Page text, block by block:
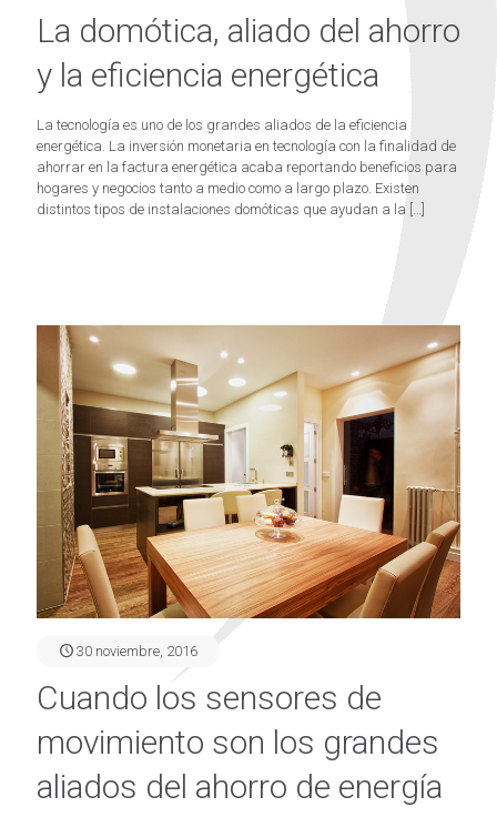
La domótica, aliado del ahorro
y la eficiencia energética
La tecnología es uno de los grandes aliados de la eficiencia
energética. La inversión monetaria en tecnología con la finalidad de
ahorrar en la factura energética acaba reportando beneficios para
hogares y negocios tanto a medio como a largo plazo. Existen
distintos tipos de instalaciones domóticas que ayudan a la […]
30 noviembre, 2016
Cuando los sensores de
movimiento son los grandes
aliados del ahorro de energía